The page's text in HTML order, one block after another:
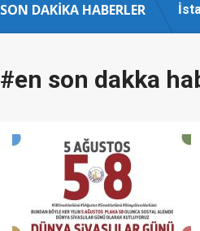
SON DAKIKA HABERLER 16
AK
#en son dakka